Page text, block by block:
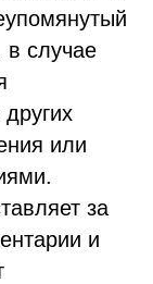
в случае
или
за
и